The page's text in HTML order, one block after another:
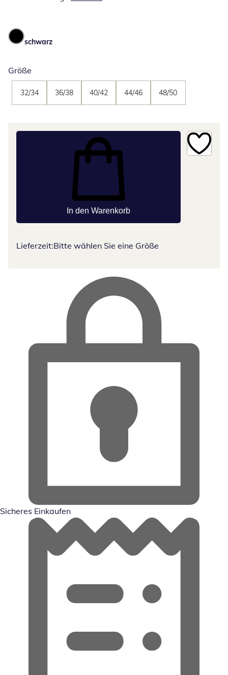
schwarz
Größe
32/34 36/38 40/42 44/46 48/50
In den Warenkorb
Lieferzeit:Bitte wählen Sie eine Größe
Sicheres Einkaufen